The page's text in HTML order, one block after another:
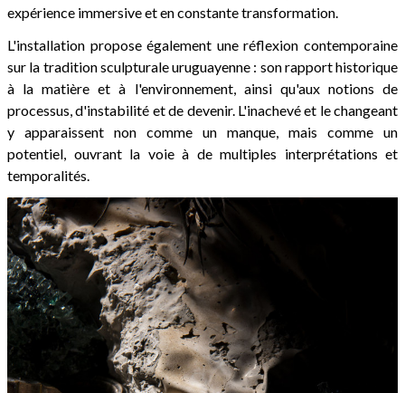
expérience immersive et en constante transformation.
L'installation propose également une réflexion contemporaine
sur la tradition sculpturale uruguayenne : son rapport historique
à la matière et à l'environnement, ainsi qu'aux notions de
processus, d'instabilité et de devenir. L'inachevé et le changeant
y apparaissent non comme un manque, mais comme un
potentiel, ouvrant la voie à de multiples interprétations et
temporalités.